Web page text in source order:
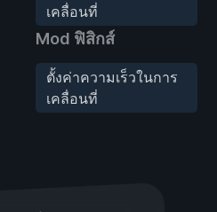
เคลื่อนที่
Mod ฟิสิกส์
ตั้งค่าความเร็วในการ
เคลื่อนที่